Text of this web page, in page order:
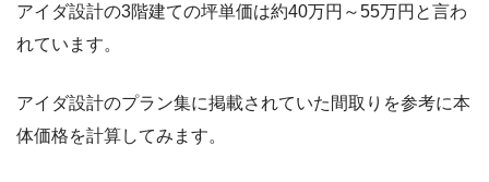
アイダ設計の3階建ての坪単価は約40万円～55万円と言わ
れています。
アイダ設計のプラン集に掲載されていた間取りを参考に本
体価格を計算してみます。